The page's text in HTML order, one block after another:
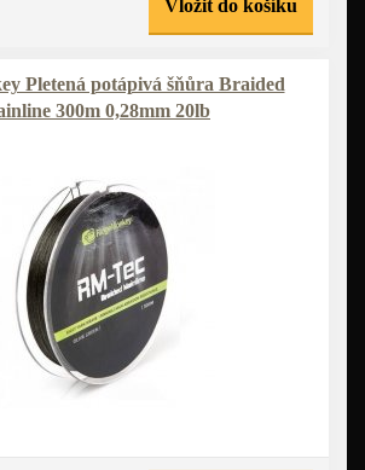
Vložit do košíku
Pletená potápivá šňůra Braided
300m 0,28mm 20lb